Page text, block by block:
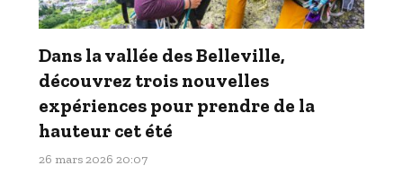
Dans la vallée des Belleville,
découvrez trois nouvelles
expériences pour prendre de la
hauteur cet été
26 mars 2026 20:07